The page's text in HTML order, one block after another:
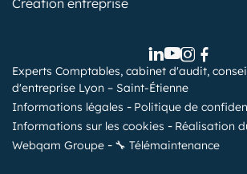
Création entreprise
Experts Comptables, cabinet d'audit,
d'entreprise Lyon – Saint-Étienne
Informations légales
Politique de
Informations sur les cookies
Réalisation
Webqam Groupe
🔧 Télémaintenance